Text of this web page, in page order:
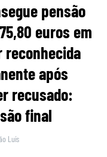
pensão
euros em
após
recusado:
final
Luís